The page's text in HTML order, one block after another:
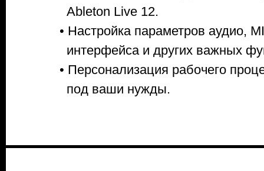
Ableton Live 12.
• Настройка параметров аудио,
интерфейса и других важных
• Персонализация рабочего
под ваши нужды.